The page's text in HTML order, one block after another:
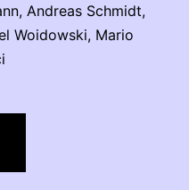
Andreas Schmidt,
Woidowski, Mario